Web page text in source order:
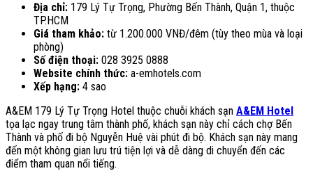
Địa chỉ: 179 Lý Tự Trọng, Phường Bến Thành, Quận 1, thuộc
TP.HCM
Giá tham khảo: từ 1.200.000 VNĐ/đêm (tùy theo mùa và loại
phòng)
Số điện thoại: 028 3925 0888
Website chính thức: a-emhotels.com
Xếp hạng: 4 sao
A&EM 179 Lý Tự Trọng Hotel thuộc chuỗi khách sạn A&EM Hotel
tọa lạc ngay trung tâm thành phố, khách sạn này chỉ cách chợ Bến
Thành và phố đi bộ Nguyễn Huệ vài phút đi bộ. Khách sạn này mang
đến một không gian lưu trú tiện lợi và dễ dàng di chuyển đến các
điểm tham quan nổi tiếng.